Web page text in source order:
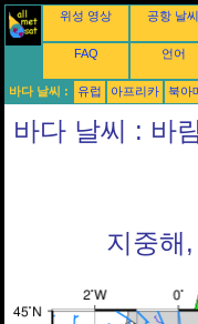
위성 영상 공항 날씨
FAQ 언어
바다 날씨 : 유럽 아프리카 북아
바다 날씨 : 바
지중해